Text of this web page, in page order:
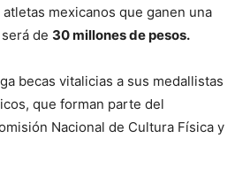
mexicanos que ganen una
de 30 millones de pesos.
becas vitalicias a sus medallistas
que forman parte del
Nacional de Cultura Física y